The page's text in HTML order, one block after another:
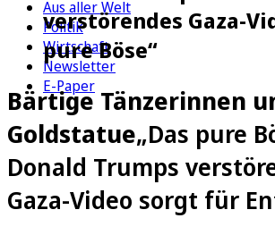
Aus aller Welt
Politik
Wirtschaft
Newsletter
E-Paper
verstörendes Gaza-
pure Böse“
Bärtige Tänzerinnen
Goldstatue„Das pure
Donald Trumps
Gaza-Video sorgt für